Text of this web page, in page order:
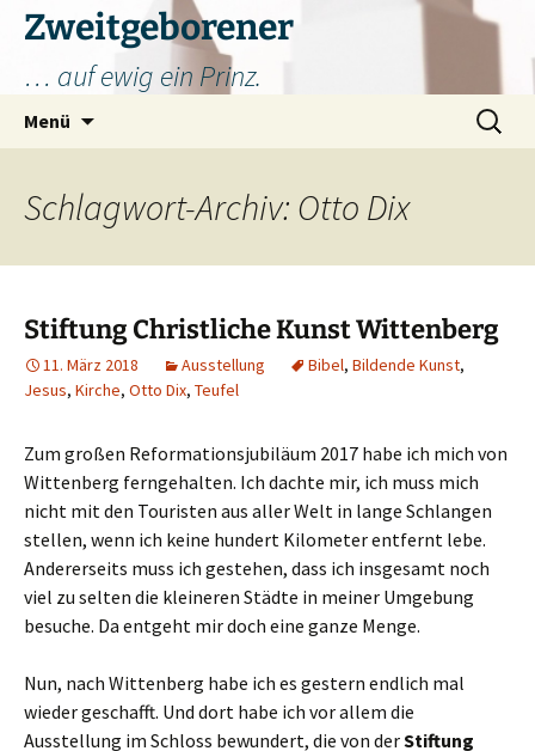
Zum
Inhalt
springen
Zweitgeborener
… auf ewig ein Prinz.
Menü
Suchen
nach:
Schlagwort-Archiv: Otto Dix
Stiftung Christliche Kunst Wittenberg
11. März 2018 Ausstellung Bibel, Bildende Kunst,
Jesus, Kirche, Otto Dix, Teufel
Zum großen Reformationsjubiläum 2017 habe ich mich von
Wittenberg ferngehalten. Ich dachte mir, ich muss mich
nicht mit den Touristen aus aller Welt in lange Schlangen
stellen, wenn ich keine hundert Kilometer entfernt lebe.
Andererseits muss ich gestehen, dass ich insgesamt noch
viel zu selten die kleineren Städte in meiner Umgebung
besuche. Da entgeht mir doch eine ganze Menge.
Nun, nach Wittenberg habe ich es gestern endlich mal
wieder geschafft. Und dort habe ich vor allem die
Ausstellung im Schloss bewundert, die von derStiftung